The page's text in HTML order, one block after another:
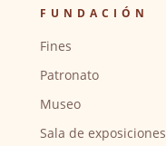
FUNDACIÓN
Fines
Patronato
Museo
Sala de exposiciones